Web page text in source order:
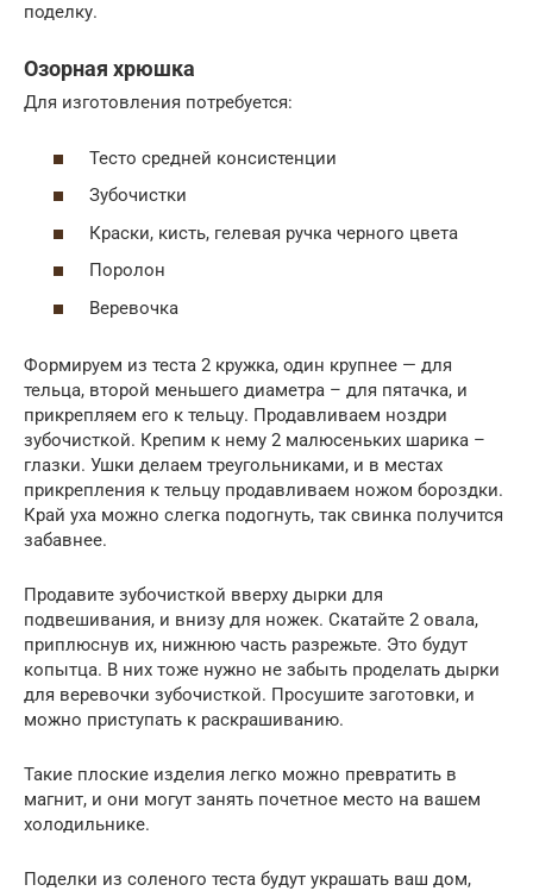
поделку.
Озорная хрюшка
Для изготовления потребуется:
Тесто средней консистенции
Зубочистки
Краски, кисть, гелевая ручка черного цвета
Поролон
Веревочка
Формируем из теста 2 кружка, один крупнее — для
тельца, второй меньшего диаметра – для пятачка, и
прикрепляем его к тельцу. Продавливаем ноздри
зубочисткой. Крепим к нему 2 малюсеньких шарика –
глазки. Ушки делаем треугольниками, и в местах
прикрепления к тельцу продавливаем ножом бороздки.
Край уха можно слегка подогнуть, так свинка получится
забавнее.
Продавите зубочисткой вверху дырки для
подвешивания, и внизу для ножек. Скатайте 2 овала,
приплюснув их, нижнюю часть разрежьте. Это будут
копытца. В них тоже нужно не забыть проделать дырки
для веревочки зубочисткой. Просушите заготовки, и
можно приступать к раскрашиванию.
Такие плоские изделия легко можно превратить в
магнит, и они могут занять почетное место на вашем
холодильнике.
Поделки из соленого теста будут украшать ваш дом,